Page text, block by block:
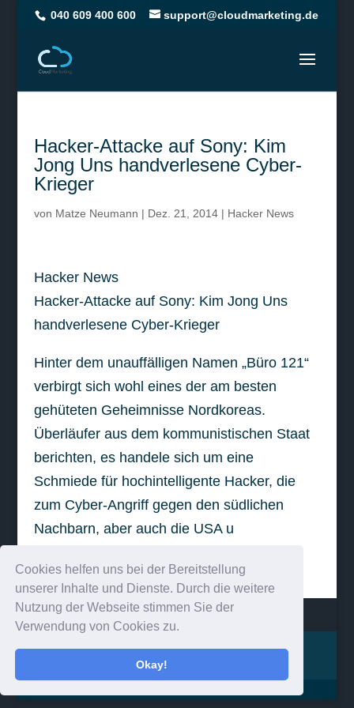
Cookies helfen uns bei der Bereitstellung
unserer Inhalte und Dienste. Durch die weitere
Nutzung der Webseite stimmen Sie der
Verwendung von Cookies zu.
Okay!
040 609 400 600 support@cloudmarketing.de
Hacker-Attacke auf Sony: Kim
Jong Uns handverlesene Cyber-
Krieger
von Matze Neumann | Dez. 21, 2014| Hacker News
Hacker News
Hacker-Attacke auf Sony: Kim Jong Uns
handverlesene Cyber-Krieger
Hinter dem unauffälligen Namen „Büro 121“
verbirgt sich wohl eines der am besten
gehüteten Geheimnisse Nordkoreas.
Überläufer aus dem kommunistischen Staat
berichten, es handele sich um eine
Schmiede für hochintelligente Hacker, die
zum Cyber-Angriff gegen den südlichen
Nachbarn, aber auch die USA u
weiterlesen